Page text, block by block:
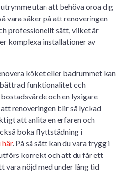
utan att behöva oroa dig
vara säker på att renoveringen
professionellt sätt, vilket är
komplexa installationer av
köket eller badrummet kan
funktionalitet och
och en lyxigare
renoveringen blir så lyckad
att anlita en erfaren och
boka flyttstädning i
här. På så sätt kan du vara trygg i
korrekt och att du får ett
vara nöjd med under lång tid